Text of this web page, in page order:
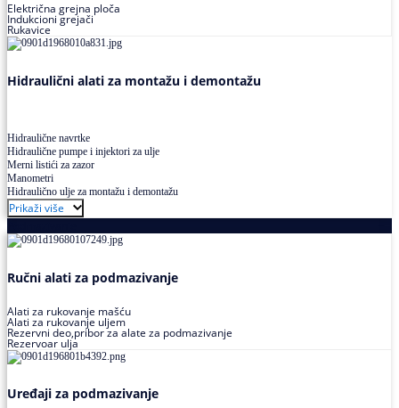
Električna grejna ploča
Indukcioni grejači
Rukavice
Hidraulični alati za montažu i demontažu
Hidraulične navrtke
Hidraulične pumpe i injektori za ulje
Merni listići za zazor
Manometri
Hidraulično ulje za montažu i demontažu
Prikaži više
Ručni alati za podmazivanje
Alati za rukovanje mašću
Alati za rukovanje uljem
Rezervni deo,pribor za alate za podmazivanje
Rezervoar ulja
Uređaji za podmazivanje